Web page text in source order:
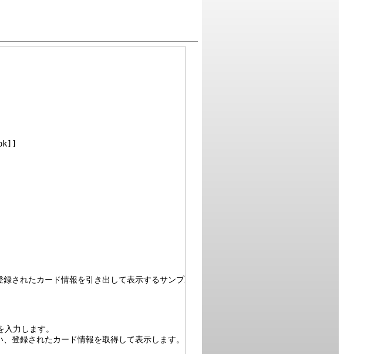
れたカード情報を引き出して表示するサンプルです。
力します。
されたカード情報を取得して表示します。